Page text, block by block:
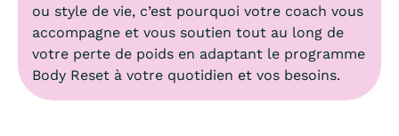
ou style de vie, c’est pourquoi votre coach vous
accompagne et vous soutien tout au long de
votre perte de poids en adaptant le programme
Body Reset à votre quotidien et vos besoins.